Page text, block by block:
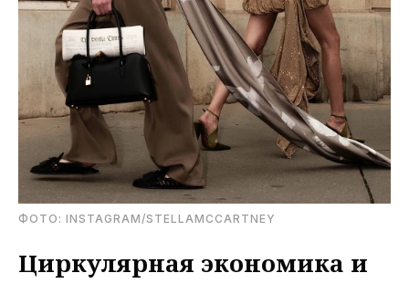
ФОТО: INSTAGRAM/STELLAMCCARTNEY
Циркулярная экономика и